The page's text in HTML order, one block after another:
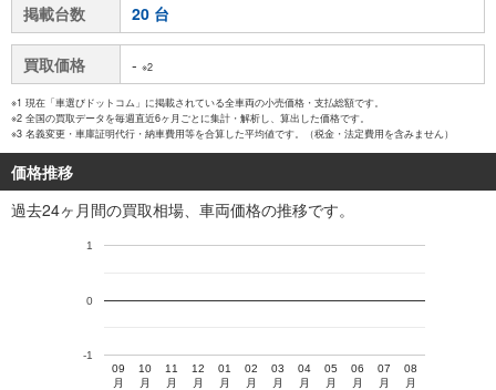
掲載台数 20 台
買取価格 - ※2
※1 現在「車選びドットコム」に掲載されている全車両の小売価格・支払総額です。
※2 全国の買取データを毎週直近6ヶ月ごとに集計・解析し、算出した価格です。
※3 名義変更・車庫証明代行・納車費用等を合算した平均値です。（税金・法定費用を含みません）
価格推移
過去24ヶ月間の買取相場、車両価格の推移です。
09
月
10
月
11
月
12
月
01
月
02
月
03
月
04
月
05
月
06
月
07
月
08
月
-1
0
1